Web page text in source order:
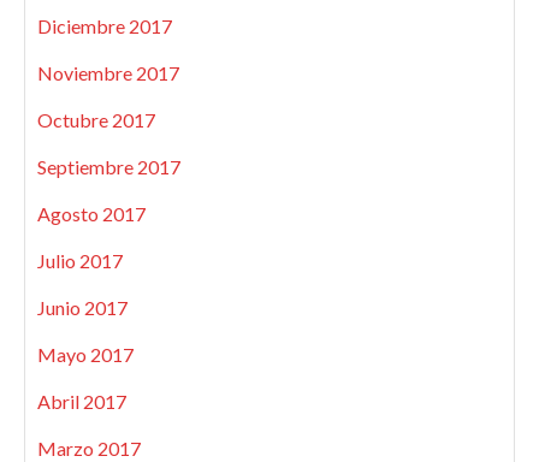
Diciembre 2017
Noviembre 2017
Octubre 2017
Septiembre 2017
Agosto 2017
Julio 2017
Junio 2017
Mayo 2017
Abril 2017
Marzo 2017